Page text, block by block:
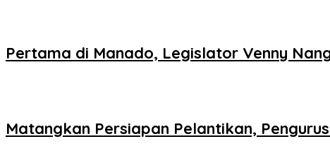
Pertama di Manado, Legislator Venny
Matangkan Persiapan Pelantikan,